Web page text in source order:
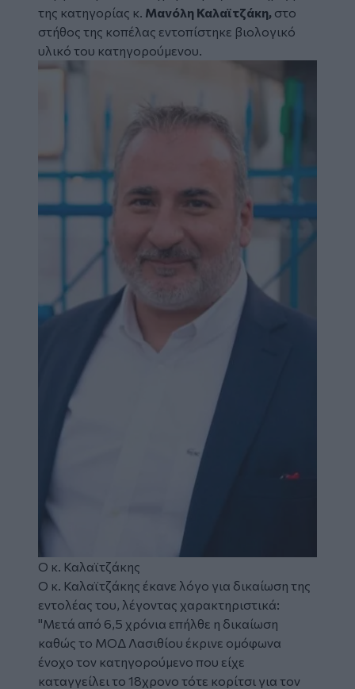
της κατηγορίας κ. Μανόλη Καλαϊτζάκη, στο
στήθος της κοπέλας εντοπίστηκε βιολογικό
υλικό του κατηγορούμενου.
Image
Ο κ. Καλαϊτζάκης
Ο κ. Καλαϊτζάκης έκανε λόγο για δικαίωση της
εντολέας του, λέγοντας χαρακτηριστικά:
"Μετά από 6,5 χρόνια επήλθε η δικαίωση
καθώς το ΜΟΔ Λασιθίου έκρινε ομόφωνα
ένοχο τον κατηγορούμενο που είχε
καταγγείλει το 18χρονο τότε κορίτσι για τον